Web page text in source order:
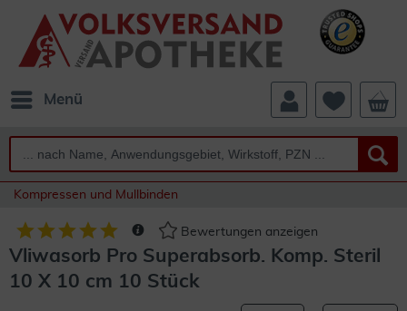
Menü
Kompressen und Mullbinden
Bewertungen anzeigen
Vliwasorb Pro Superabsorb. Komp. Steril
10 X 10 cm 10 Stück